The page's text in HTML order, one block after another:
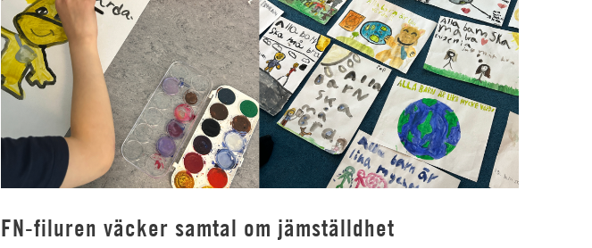
FN-filuren väcker samtal om jämställdhet